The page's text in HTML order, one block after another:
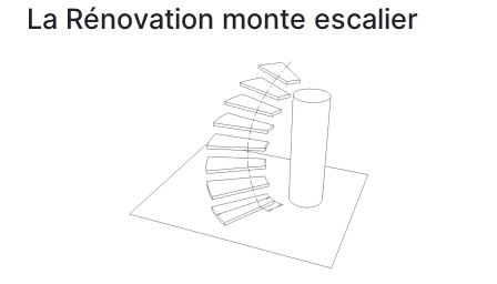
La Rénovation monte escalier